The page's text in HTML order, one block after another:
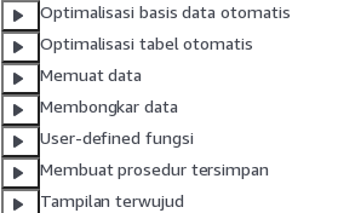
Optimalisasi basis data otomatis
Optimalisasi tabel otomatis
Memuat data
Membongkar data
User-defined fungsi
Membuat prosedur tersimpan
Tampilan terwujud